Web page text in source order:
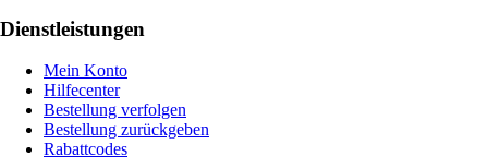
Dienstleistungen
Mein Konto
Hilfecenter
Bestellung verfolgen
Bestellung zurückgeben
Rabattcodes